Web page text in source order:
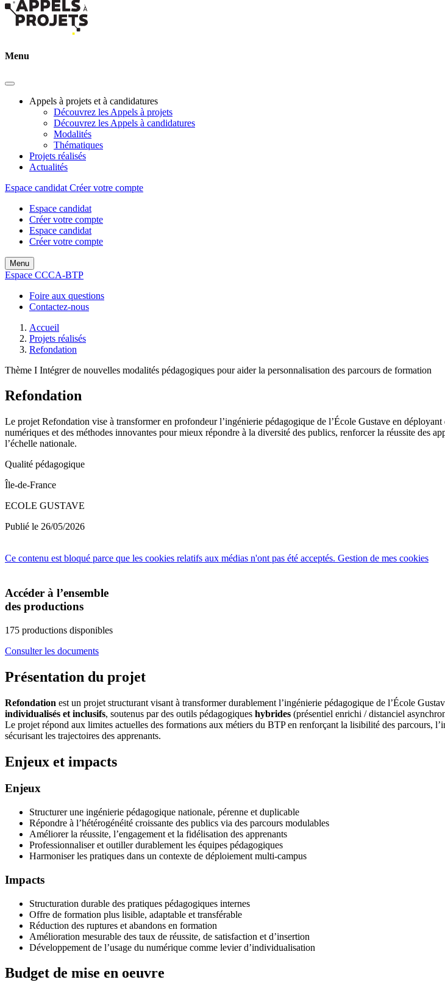
Menu
Appels à projets et à candidatures
Découvrez les Appels à projets
Découvrez les Appels à candidatures
Modalités
Thématiques
Projets réalisés
Actualités
Espace candidat Créer votre compte
Espace candidat
Créer votre compte
Espace candidat
Créer votre compte
Menu
Espace CCCA-BTP
Foire aux questions
Contactez-nous
Accueil
Projets réalisés
Refondation
Thème I Intégrer de nouvelles modalités pédagogiques pour aider la personnalisation des parcours de formation
Refondation
Le projet Refondation vise à transformer en profondeur l’ingénierie pédagogique de l’École Gustave en
numériques et des méthodes innovantes pour mieux répondre à la diversité des publics, renforcer la réussite des
l’échelle nationale.
Qualité pédagogique
Île-de-France
ECOLE GUSTAVE
Publié le 26/05/2026
Ce contenu est bloqué parce que les cookies relatifs aux médias n'ont pas été acceptés. Gestion de mes cookies
Accéder à l’ensemble
des productions
175 productions disponibles
Consulter les documents
Présentation du projet
Refondation est un projet structurant visant à transformer durablement l’ingénierie pédagogique de l’École
individualisés et inclusifs, soutenus par des outils pédagogiques hybrides (présentiel enrichi / distanciel
Le projet répond aux limites actuelles des formations aux métiers du BTP en renforçant la lisibilité des parcours,
sécurisant les trajectoires des apprenants.
Enjeux et impacts
Enjeux
Structurer une ingénierie pédagogique nationale, pérenne et duplicable
Répondre à l’hétérogénéité croissante des publics via des parcours modulables
Améliorer la réussite, l’engagement et la fidélisation des apprenants
Professionnaliser et outiller durablement les équipes pédagogiques
Harmoniser les pratiques dans un contexte de déploiement multi‑campus
Impacts
Structuration durable des pratiques pédagogiques internes
Offre de formation plus lisible, adaptable et transférable
Réduction des ruptures et abandons en formation
Amélioration mesurable des taux de réussite, de satisfaction et d’insertion
Développement de l’usage du numérique comme levier d’individualisation
Budget de mise en oeuvre